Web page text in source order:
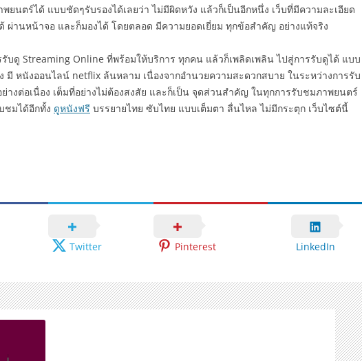
ยนตร์ได้ แบบชัดๆรับรองได้เลยว่า ไม่มีผิดหวัง แล้วก็เป็นอีกหนึ่ง เว็บที่มีความละเอียด
ผ่านหน้าจอ และก็มองได้ โดยตลอด มีความยอดเยี่ยม ทุกข้อสำคัญ อย่างแท้จริง
รับดู Streaming Online ที่พร้อมให้บริการ ทุกคน แล้วก็เพลิดเพลิน ไปสู่การรับดูได้ แบบ
มี หนังออนไลน์ netflix ล้นหลาม เนื่องจากอำนวยความสะดวกสบาย ในระหว่างการรับ
างต่อเนื่อง เต็มที่อย่างไม่ต้องสงสัย และก็เป็น จุดส่วนสำคัญ ในทุกการรับชมภาพยนตร์
ชมได้อีกทั้ง ดูหนังฟรี บรรยายไทย ซับไทย แบบเต็มตา ลื่นไหล ไม่มีกระตุก เว็บไซต์นี้
Twitter Pinterest LinkedIn